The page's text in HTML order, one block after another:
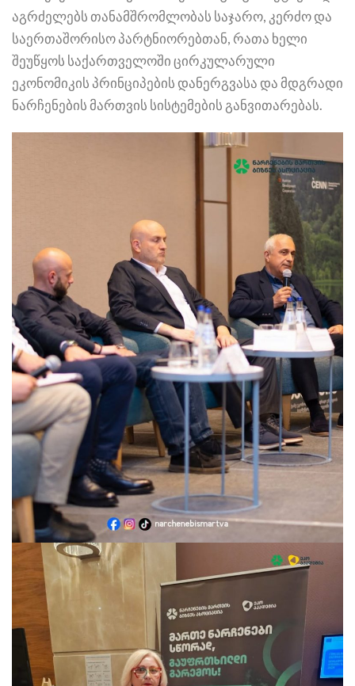
აგრძელებს თანამშრომლობას საჯარო, კერძო და
საერთაშორისო პარტნიორებთან, რათა ხელი
შეუწყოს საქართველოში ცირკულარული
ეკონომიკის პრინციპების დანერგვასა და მდგრადი
ნარჩენების მართვის სისტემების განვითარებას.